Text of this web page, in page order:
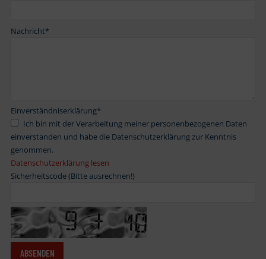
Nachricht*
Einverständniserklärung*
einverstanden und habe die Datenschutzerklärung zur Kenntnis
genommen.
Datenschutzerklärung lesen
Sicherheitscode (Bitte ausrechnen!)